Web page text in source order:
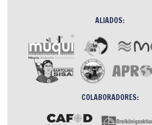
ALIADOS:
COLABORADORES: